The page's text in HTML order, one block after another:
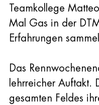
Teamkollege
Mal Gas in der
Erfahrungen
Das
lehrreicher Auftakt.
gesamten Feldes